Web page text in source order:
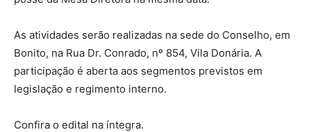
As atividades serão realizadas na sede do Conselho, em
Bonito, na Rua Dr. Conrado, nº 854, Vila Donária. A
participação é aberta aos segmentos previstos em
legislação e regimento interno.
Confira o edital na íntegra.